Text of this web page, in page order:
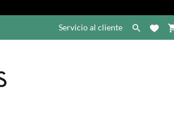
Servicio al cliente 